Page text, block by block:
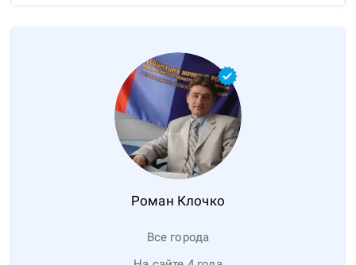
Роман Клочко
Все города